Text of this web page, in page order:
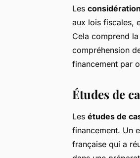
Les
aux lois fiscales,
Cela comprend
compréhension
financement par
Études de
Les études de
financement. Un
française qui a